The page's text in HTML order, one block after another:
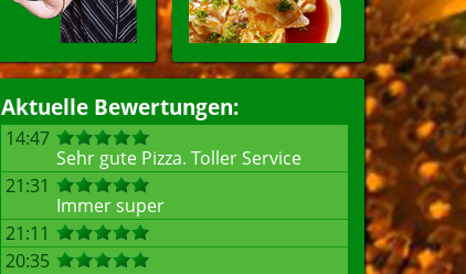
Aktuelle Bewertungen:
14:47
Sehr gute Pizza. Toller Service
21:31
Immer super
21:11
20:35